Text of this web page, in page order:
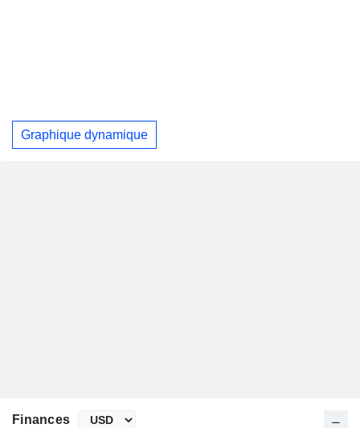
Graphique dynamique
Finances